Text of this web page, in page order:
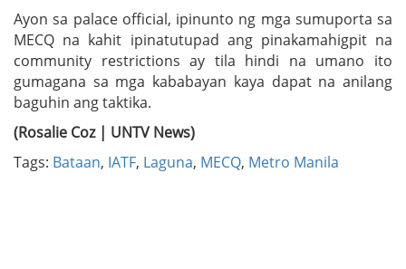
Ayon sa palace official, ipinunto ng mga sumuporta sa
MECQ na kahit ipinatutupad ang pinakamahigpit na
community restrictions ay tila hindi na umano ito
gumagana sa mga kababayan kaya dapat na anilang
baguhin ang taktika.
(Rosalie Coz | UNTV News)
Tags: Bataan, IATF, Laguna, MECQ, Metro Manila